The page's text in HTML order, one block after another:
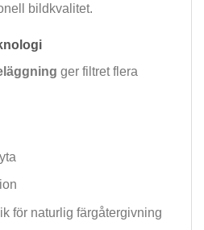
bildkvalitet.
ger filtret flera
för naturlig färgåtergivning